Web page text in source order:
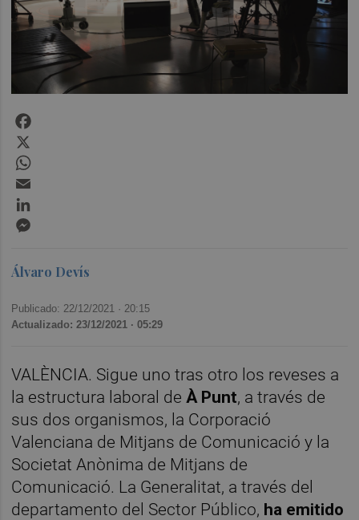
Álvaro Devís
Publicado: 22/12/2021 · 20:15
Actualizado: 23/12/2021 · 05:29
VALÈNCIA. Sigue uno tras otro los reveses a
la estructura laboral de À Punt, a través de
sus dos organismos, la Corporació
Valenciana de Mitjans de Comunicació y la
Societat Anònima de Mitjans de
Comunicació. La Generalitat, a través del
departamento del Sector Público, ha emitido